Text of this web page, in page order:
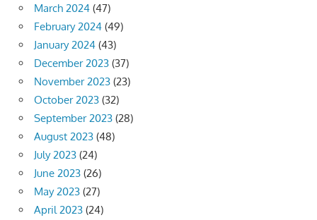
March 2024 (47)
February 2024 (49)
January 2024 (43)
December 2023 (37)
November 2023 (23)
October 2023 (32)
September 2023 (28)
August 2023 (48)
July 2023 (24)
June 2023 (26)
May 2023 (27)
April 2023 (24)